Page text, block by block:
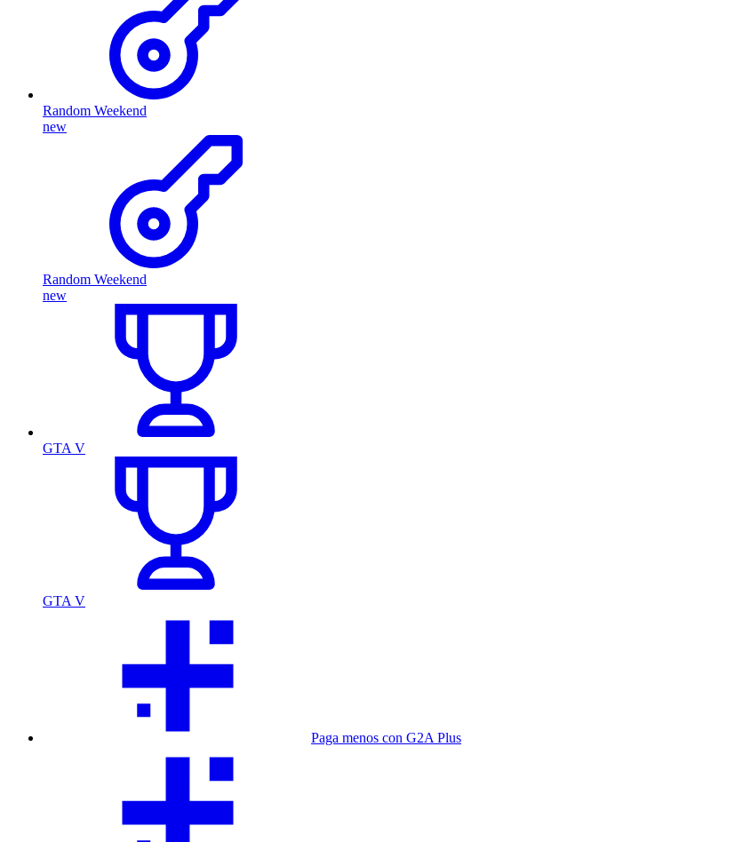
Random Weekend
new
Random Weekend
new
GTA V
GTA V
Paga menos con G2A Plus